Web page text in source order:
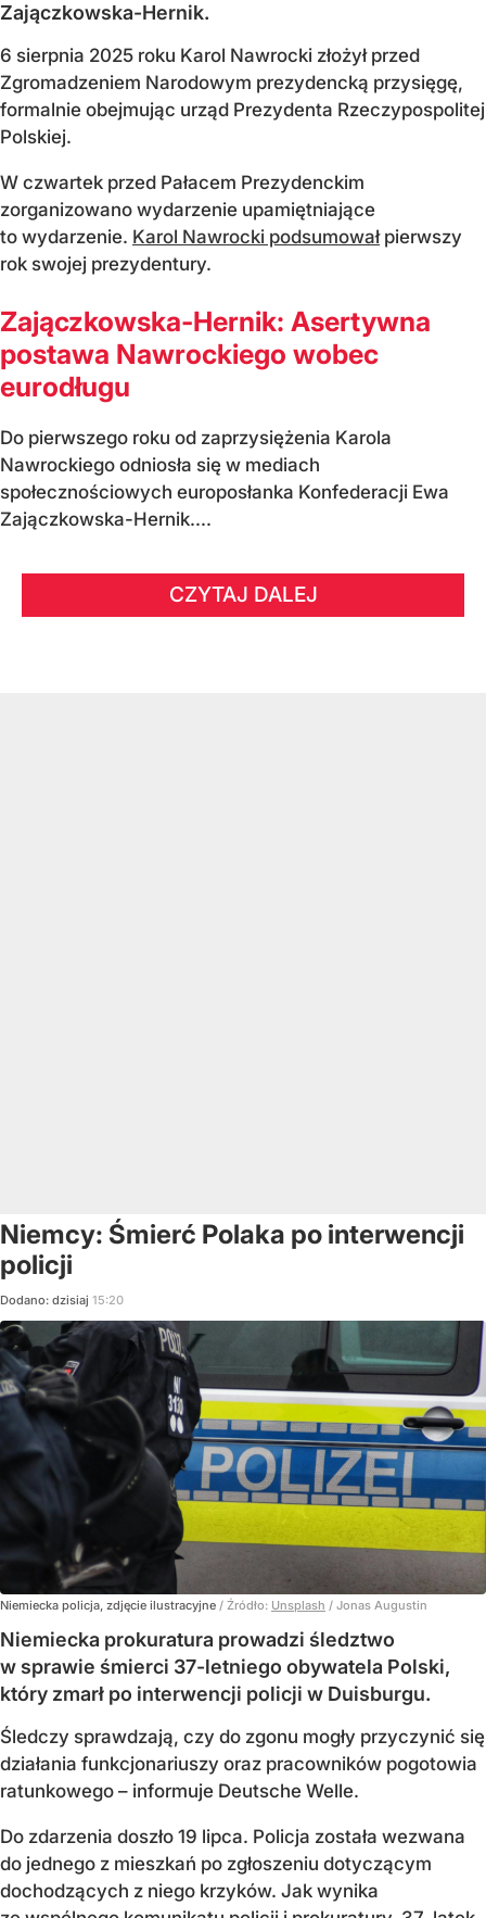
Zajączkowska-Hernik.
6 sierpnia 2025 roku Karol Nawrocki złożył przed
Zgromadzeniem Narodowym prezydencką przysięgę,
formalnie obejmując urząd Prezydenta Rzeczypospolitej
Polskiej.
W czwartek przed Pałacem Prezydenckim
zorganizowano wydarzenie upamiętniające
to wydarzenie. Karol Nawrocki podsumowałpierwszy
rok swojej prezydentury.
Zajączkowska-Hernik: Asertywna
postawa Nawrockiego wobec
eurodługu
Do pierwszego roku od zaprzysiężenia Karola
Nawrockiego odniosła się w mediach
społecznościowych europosłanka Konfederacji Ewa
Zajączkowska-Hernik....
CZYTAJ DALEJ
Niemcy: Śmierć Polaka po interwencji
policji
Dodano: dzisiaj 15:20
Niemiecka policja, zdjęcie ilustracyjne / Źródło: Unsplash / Jonas Augustin
Niemiecka prokuratura prowadzi śledztwo
w sprawie śmierci 37-letniego obywatela Polski,
który zmarł po interwencji policji w Duisburgu.
Śledczy sprawdzają, czy do zgonu mogły przyczynić się
działania funkcjonariuszy oraz pracowników pogotowia
ratunkowego – informuje Deutsche Welle.
Do zdarzenia doszło 19 lipca. Policja została wezwana
do jednego z mieszkań po zgłoszeniu dotyczącym
dochodzących z niego krzyków. Jak wynika